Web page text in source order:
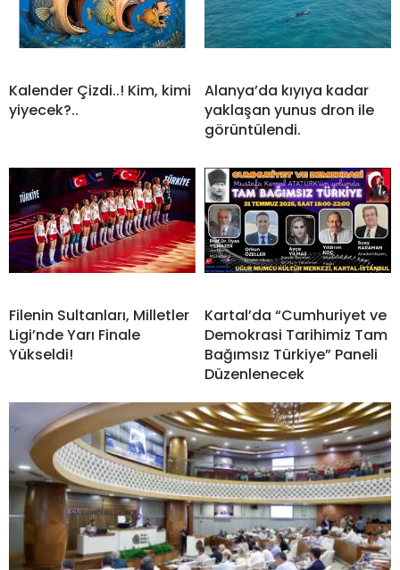
Kalender Çizdi..! Kim, kimi
yiyecek?..
Alanya’da kıyıya kadar
yaklaşan yunus dron ile
görüntülendi.
Filenin Sultanları, Milletler
Ligi’nde Yarı Finale
Yükseldi!
Kartal’da “Cumhuriyet ve
Demokrasi Tarihimiz Tam
Bağımsız Türkiye” Paneli
Düzenlenecek